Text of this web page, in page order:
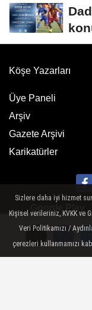
Köşe Yazarları
Üye Paneli
Arşiv
Gazete Arşivi
Karikatürler
Google Play
Sizlere daha iyi hizmet
Kişisel verileriniz, KVKK ve
Veri Politikamızı /
çerezleri kullanmamızı